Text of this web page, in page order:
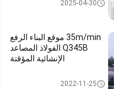
2025-04-30
35m/min موقع البناء الرفع
Q345B الفولاذ المصاعد
الإنشائية المؤقتة
2022-11-25